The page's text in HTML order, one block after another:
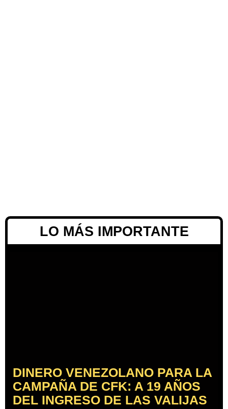
LO MÁS IMPORTANTE
DINERO VENEZOLANO PARA LA
CAMPAÑA DE CFK: A 19 AÑOS
DEL INGRESO DE LAS VALIJAS